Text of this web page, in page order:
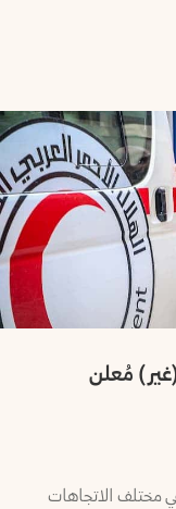
مُعلن
مختلف الاتجاهات